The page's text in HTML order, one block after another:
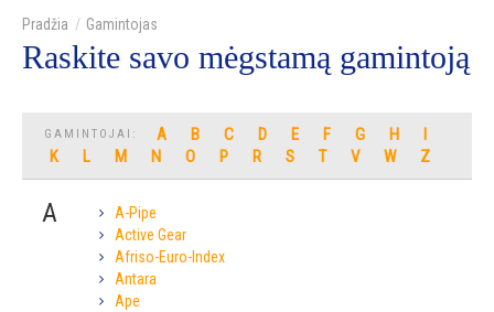
Gamintojas
Raskite savo mėgstamą gamintoją
GAMINTOJAI: A B C D E F G H
K
L M N O P R S T V W Z
A
A-Pipe
Active Gear
Afriso-Euro-Index
Antara
Ape